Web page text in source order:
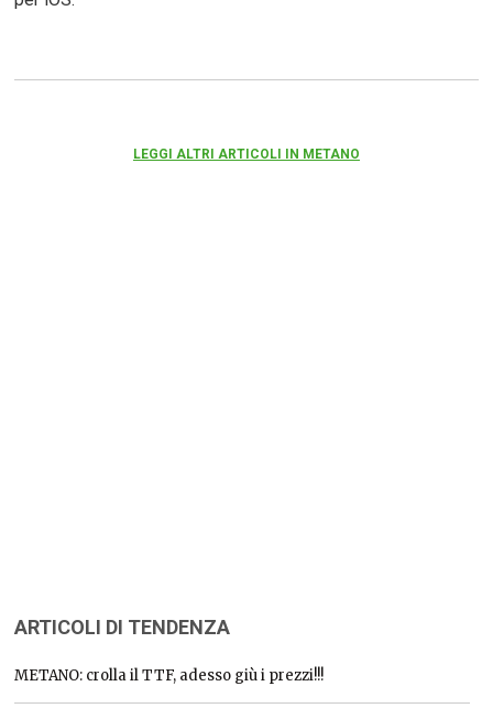
LEGGI ALTRI ARTICOLI IN METANO
ARTICOLI DI TENDENZA
METANO: crolla il TTF, adesso giù i prezzi!!!